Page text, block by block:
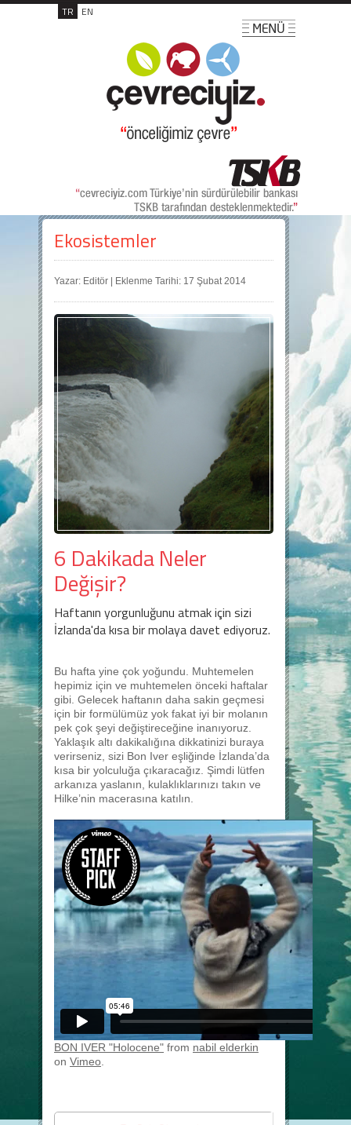
TR EN
Ekosistemler
Yazar: Editör | Eklenme Tarihi: 17 Şubat 2014
6 Dakikada Neler
Değişir?
Haftanın yorgunluğunu atmak için sizi
İzlanda'da kısa bir molaya davet ediyoruz.
Bu hafta yine çok yoğundu. Muhtemelen
hepimiz için ve muhtemelen önceki haftalar
gibi. Gelecek haftanın daha sakin geçmesi
için bir formülümüz yok fakat iyi bir molanın
pek çok şeyi değiştireceğine inanıyoruz.
Yaklaşık altı dakikalığına dikkatinizi buraya
verirseniz, sizi Bon Iver eşliğinde İzlanda’da
kısa bir yolculuğa çıkaracağız. Şimdi lütfen
arkanıza yaslanın, kulaklıklarınızı takın ve
Hilke’nin macerasına katılın.
BON IVER "Holocene" from nabil elderkin
on Vimeo